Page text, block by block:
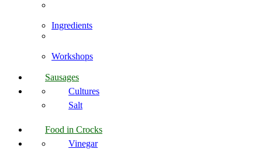
Ingredients
Workshops
Sausages
Cultures
Salt
Food in Crocks
Vinegar